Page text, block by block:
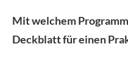
Mit welchem
Deckblatt für einen